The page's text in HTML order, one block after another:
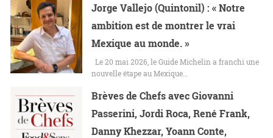
Jorge Vallejo (Quintonil) : « Notre
ambition est de montrer le vrai
Mexique au monde. »
Le 20 mai 2026, le Guide Michelin a franchi une
nouvelle étape au Mexique…
Brèves de Chefs avec Giovanni
Passerini, Jordi Roca, René Frank,
Danny Khezzar, Yoann Conte,